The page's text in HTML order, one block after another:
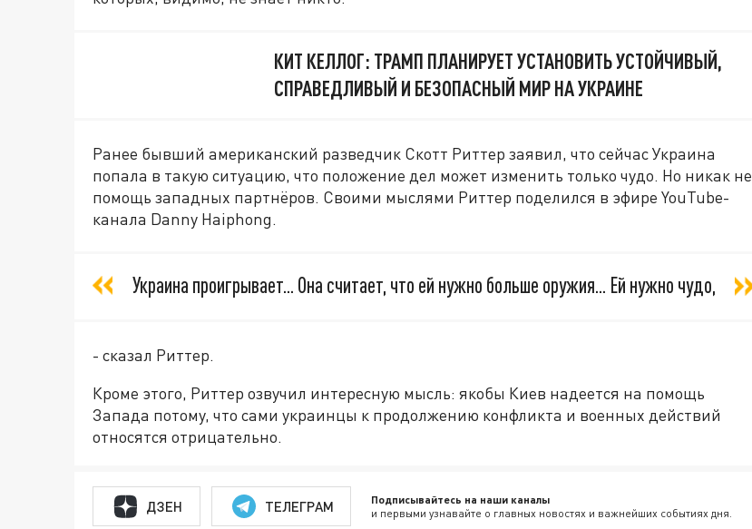
КИТ КЕЛЛОГ: ТРАМП ПЛАНИРУЕТ УСТАНОВИТЬ УСТОЙЧИВЫЙ,
СПРАВЕДЛИВЫЙ И БЕЗОПАСНЫЙ МИР НА УКРАИНЕ
Ранее бывший американский разведчик Скотт Риттер заявил, что сейчас Украина
попала в такую ситуацию, что положение дел может изменить только чудо. Но никак не
помощь западных партнёров. Своими мыслями Риттер поделился в эфире YouTube-
канала Danny Haiphong.
Украина проигрывает... Она считает, что ей нужно больше оружия... Ей нужно чудо,
- сказал Риттер.
Кроме этого, Риттер озвучил интересную мысль: якобы Киев надеется на помощь
Запада потому, что сами украинцы к продолжению конфликта и военных действий
относятся отрицательно.
ДЗЕН ТЕЛЕГРАМ Подписывайтесь на наши каналы
и первыми узнавайте о главных новостях и важнейших событиях дня.